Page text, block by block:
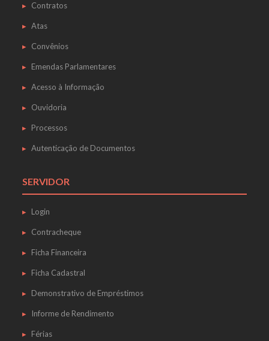
Contratos
Atas
Convênios
Emendas Parlamentares
Acesso à Informação
Ouvidoria
Processos
Autenticação de Documentos
SERVIDOR
Login
Contracheque
Ficha Financeira
Ficha Cadastral
Demonstrativo de Empréstimos
Informe de Rendimento
Férias